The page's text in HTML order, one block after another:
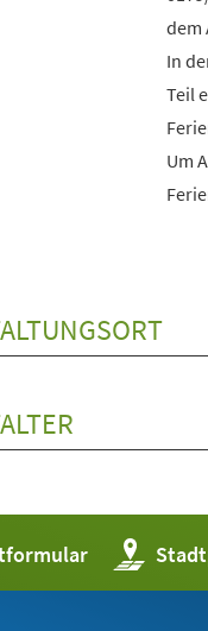
dem
In
Teil
Um
(Öffnet
in
einem